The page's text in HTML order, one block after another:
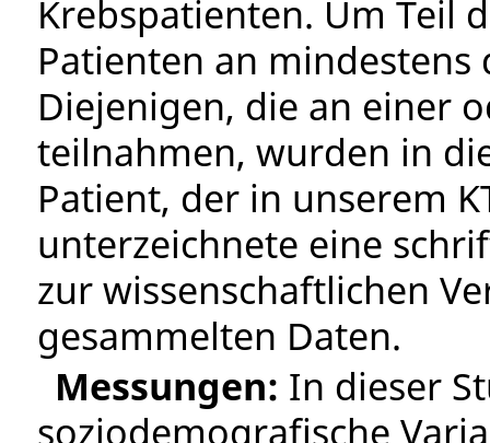
Krebspatienten. Um Teil
Patienten an
Diejenigen, die an einer
teilnahmen, wurden in
Patient, der in unserem
unterzeichnete eine
zur wissenschaftlichen
gesammelten Daten.
Messungen: In dieser
soziodemografische